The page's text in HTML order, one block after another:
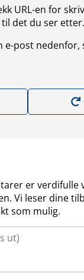
URL-en for
det du ser etter.
e-post
er verdifulle
Vi leser dine
som mulig.